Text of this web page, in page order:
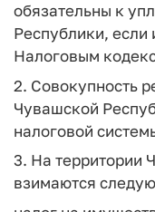
обязательны к
Республики, если
Налоговым
2. Совокупность
Чувашской
налоговой
3. На территории
взимаются